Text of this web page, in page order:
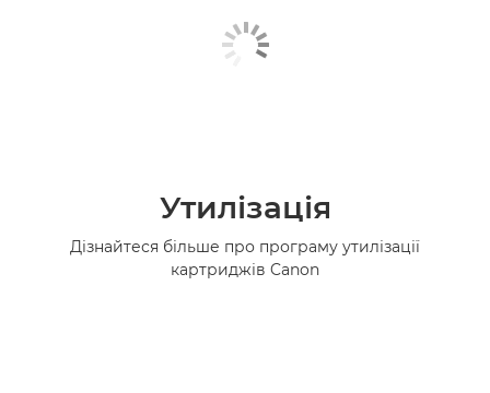
Утилізація
Дізнайтеся більше про програму утилізації
картриджів Canon